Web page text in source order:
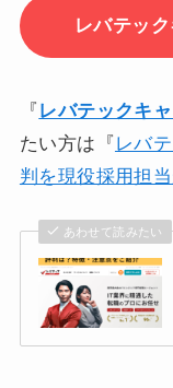
レバテッ
『 レバテックキ
たい方は『 レバ
判を現役採用担当
あわせて読みたい